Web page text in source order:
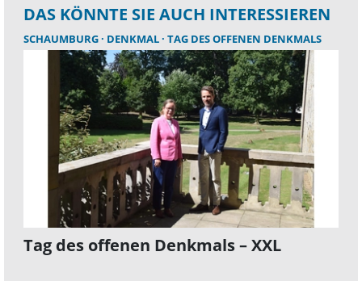
DAS KÖNNTE SIE AUCH INTERESSIEREN
SCHAUMBURG DENKMAL TAG DES OFFENEN DENKMALS
Tag des offenen Denkmals – XXL